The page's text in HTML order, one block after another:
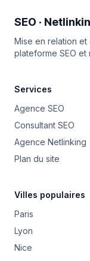
SEO ·
Mise en relation
plateforme SEO et
Services
Agence SEO
Consultant SEO
Agence Netlinking
Plan du site
Villes populaires
Paris
Lyon
Nice